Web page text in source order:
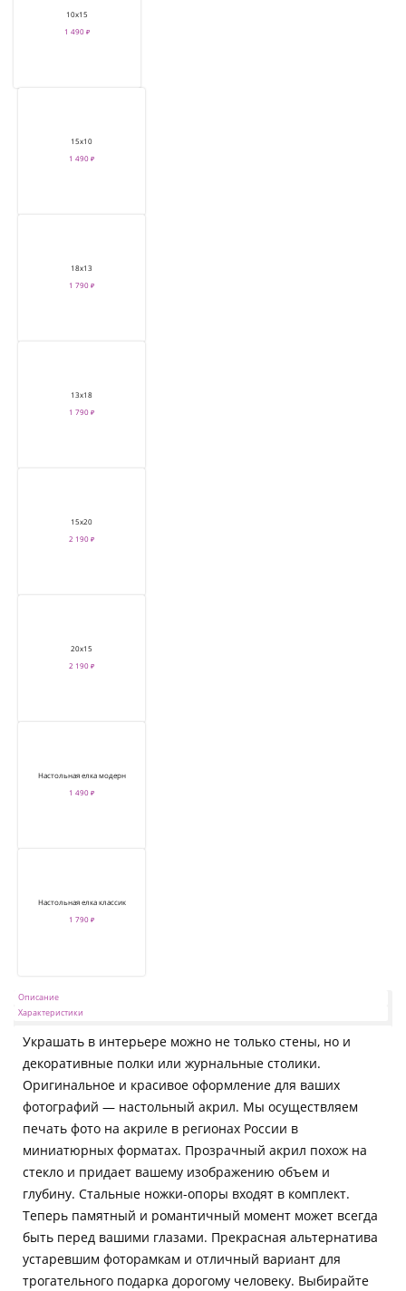
10х15
1 490 ₽
15х10
1 490 ₽
18х13
1 790 ₽
13х18
1 790 ₽
15х20
2 190 ₽
20х15
2 190 ₽
Настольная елка модерн
1 490 ₽
Настольная елка классик
1 790 ₽
Описание
Характеристики
Украшать в интерьере можно не только стены, но и
декоративные полки или журнальные столики.
Оригинальное и красивое оформление для ваших
фотографий — настольный акрил. Мы осуществляем
печать фото на акриле в регионах России в
миниатюрных форматах. Прозрачный акрил похож на
стекло и придает вашему изображению объем и
глубину. Стальные ножки-опоры входят в комплект.
Теперь памятный и романтичный момент может всегда
быть перед вашими глазами. Прекрасная альтернатива
устаревшим фоторамкам и отличный вариант для
трогательного подарка дорогому человеку. Выбирайте